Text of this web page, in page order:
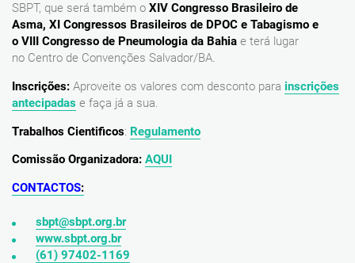
SBPT, que será também o XIV Congresso Brasileiro de
Asma, XI Congressos Brasileiros de DPOC e Tabagismo e
o VIII Congresso de Pneumologia da Bahia e terá lugar
no Centro de Convenções Salvador/BA.
Inscrições: Aproveite os valores com desconto para inscrições
antecipadas e faça já a sua.
Trabalhos Cientificos: Regulamento
Comissão Organizadora: AQUI
CONTACTOS:
sbpt@sbpt.org.br
www.sbpt.org.br
(61) 97402-1169